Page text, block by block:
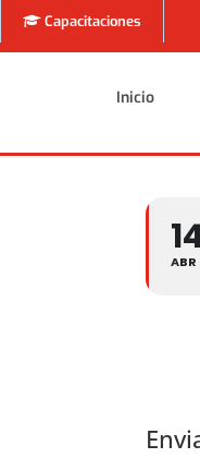
Capacitaciones
Inicio
Inicio
ABR